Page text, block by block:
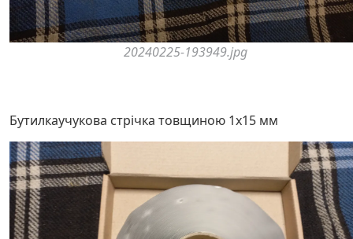
20240225-193949.jpg
Бутилкаучукова стрічка товщиною 1x15 мм